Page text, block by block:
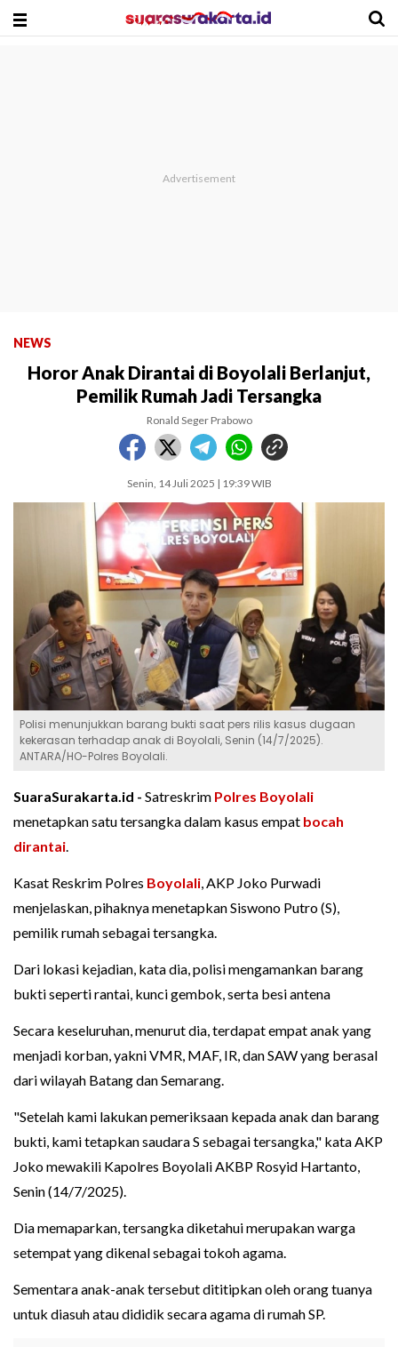
NEWS
Horor Anak Dirantai di Boyolali Berlanjut,
Pemilik Rumah Jadi Tersangka
Ronald Seger Prabowo
Senin, 14 Juli 2025 | 19:39 WIB
Polisi menunjukkan barang bukti saat pers rilis kasus dugaan
kekerasan terhadap anak di Boyolali, Senin (14/7/2025).
ANTARA/HO-Polres Boyolali.
SuaraSurakarta.id - Satreskrim Polres Boyolali
menetapkan satu tersangka dalam kasus empat bocah
dirantai.
Kasat Reskrim Polres Boyolali, AKP Joko Purwadi
menjelaskan, pihaknya menetapkan Siswono Putro (S),
pemilik rumah sebagai tersangka.
Dari lokasi kejadian, kata dia, polisi mengamankan barang
bukti seperti rantai, kunci gembok, serta besi antena
Secara keseluruhan, menurut dia, terdapat empat anak yang
menjadi korban, yakni VMR, MAF, IR, dan SAW yang berasal
dari wilayah Batang dan Semarang.
"Setelah kami lakukan pemeriksaan kepada anak dan barang
bukti, kami tetapkan saudara S sebagai tersangka," kata AKP
Joko mewakili Kapolres Boyolali AKBP Rosyid Hartanto,
Senin (14/7/2025).
Dia memaparkan, tersangka diketahui merupakan warga
setempat yang dikenal sebagai tokoh agama.
Sementara anak-anak tersebut dititipkan oleh orang tuanya
untuk diasuh atau dididik secara agama di rumah SP.